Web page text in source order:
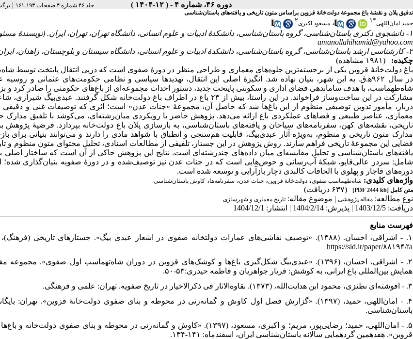
دوره ۴۶، شماره ۴ - ( ۱۲-۱۴۰۴ ) جلد ۴۶ شماره ۴ صفحات ۱۹۳-۱۶۱ |
تدقیق پلان و نقشۀ باغ مجموعۀ دولت‌خانۀ قزوین براساس متون تاریخی و یافته‌های باستان‌شناسی
حمید امان‌اللهی*۱ ، مسعود اکبری۲
۱- دانشجوی دکتری باستان‌شناسی، گروه باستان‌شناسی، دانشکدۀ ادبیات و علوم انسانی، دانشگاه تهران، تهران، ایران. (نویسندۀ مسئول). ،
amanollahihamid@yahoo.com
۲- کارشناسی ارشد باستان‌شناسی، گروه باستان‌شناسی، دانشکدۀ ادبیات و علوم انسانی، دانشگاه سیستان و بلوچستان، زاهدان، ایران.
چکیده:
(۱۹۸۱ مشاهده)
باغ دولت‌خانۀ قزوین یکی از برجسته‌ترین جلوه‌های معماری و طراحی منظر در دورۀ صفوی است که درپی انتقال پایتخت توسط
در سال ۹۶۲ه‍.ق. به این شهر، بنیان نهاده شد. انگیزۀ اصلی این انتقال، تهدیدها سیاسی و نظامی حکومت‌های عثمانی و روسیه
شاه‌طهماسب، با هدف ساماندهی فضای اداری و سکونتی پایتخت جدید، دستور احداث مجموعه‌ای از باغ‌های حکومتی را صادر کرد و
مشارکت در این ساخت‌وساز فراخواند. در این راستا، بیش از ۲۳ باغ در اطراف باغ دولت‌خانه شکل گرفتند. عبدی‌بیگ
دربار، مأمور تدوین توصیفی منظوم از این باغ‌ها شد که حاصل آن، مجموعۀ «جنات عدن» است؛ اثری که توصیفات غنی و دقیقی
معماری، عناصر طبیعی و فضاهای عملکردی باغ ارائه می‌دهد. پژوهش حاضر با رویکردی میان‌رشته‌ای، می‌کوشد با تلفیق مدارک
تاریخی، نقشه‌های کهن، سفرنامه‌های سیاحان و یافته‌های باستان‌شناسی، به بازسازی پلان باغ دولت‌خانه بپردازد. فرضیۀ
مدارک متون تاریخی و منظوم، به‌ویژه آثار عبدی‌بیگ، قابلیت هم‌سنجی و انطباق با شواهد مادی را دارند و می‌توانند بنیانی برای
فضایی این مجموعۀ تاریخی فراهم سازند. روش پژوهش در این جستار، تلفیقی از مطالعات اسنادی، تحلیل محتوای متون منظوم و
یافته‌های باستان‌شناسی و تحلیل مقایسه‌ای میان داده‌های چندرشته‌ای است. نتایج این پژوهش حاکی از آن است که ساختار اصلی
شامل: سردر عالی‌قاپو، شبکۀ آب‌رسانی و حوض‌هایی است که در جنات عدن نیز توصیف‌شده و در دورۀ صفویه بنیان‌گذاری شده؛
دوره‌های قاجار و پهلوی با الحاقات کالبدی دچار بازآرایی و توسعه شده است.
واژه‌های کلیدی: شاه‌طهماسب صفوی، دولت‌خانۀ قزوین، جنات عدن، سفرنامه‌ها، کاوش باستان‌شناسی.
متن کامل [PDF 2444 kb]
(۶۳۷ دریافت)
نوع مطالعه: مقاله پژوهشی | موضوع مقاله: تاریخ معماری و شهرسازی
دریافت: 1403/12/5 | پذیرش: 1404/2/14 | انتشار: 1404/12/1
فهرست منابع
https://sid.ir/paper/۸۸۱۹۴/fa
۲. - اشراقی، احسان، (۱۳۹۶). «عبدی‌بیگ شکل‌گیری باغ‌ها و کوشک‌های قزوین در دوران شاه‌تهماسب اول صفوی». مجموعه
همایش بین‌المللی باغ ایرانی، به کوشش: فریار جواهریان و فاطمه حیدری:۵۳-۵۰.
۳. - افوشته‌ای نطنزی، محمود ابن هدایت‌الله، (۱۳۷۳). نقاوه‌الاثار فی ذکرالاخیار در تاریخ صفویه. تهران: علمی و فرهنگی.
۴. - امان‌اللهی، حمید، (۱۳۹۷). «گزارش فصل اول کاوش و گمانه‌زنی در محوطه و بنای صفوی دولت‌خانۀ قزوین». تهران:
باستان‌شناسی.
۵. - امان‌اللهی، حمید؛ رضایی‌پور، مریم؛ و اکبری، مسعود، (۱۳۹۷). «کاوش و گمانه‌زنی در محوطه و بنای صفوی
قزوین». هفدهمین گردهمایی سالانه باستان‌شناسی ایران، اسفندماه: ۱۴۱-۱۳۴.